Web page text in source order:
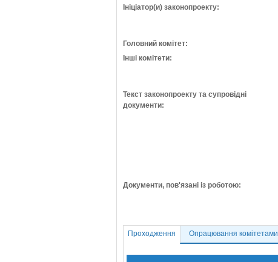
Ініціатор(и) законопроекту:
Головний комітет:
Інші комітети:
Текст законопроекту та супровідні
документи:
Документи, пов'язані із роботою:
Проходження Опрацювання комітетами